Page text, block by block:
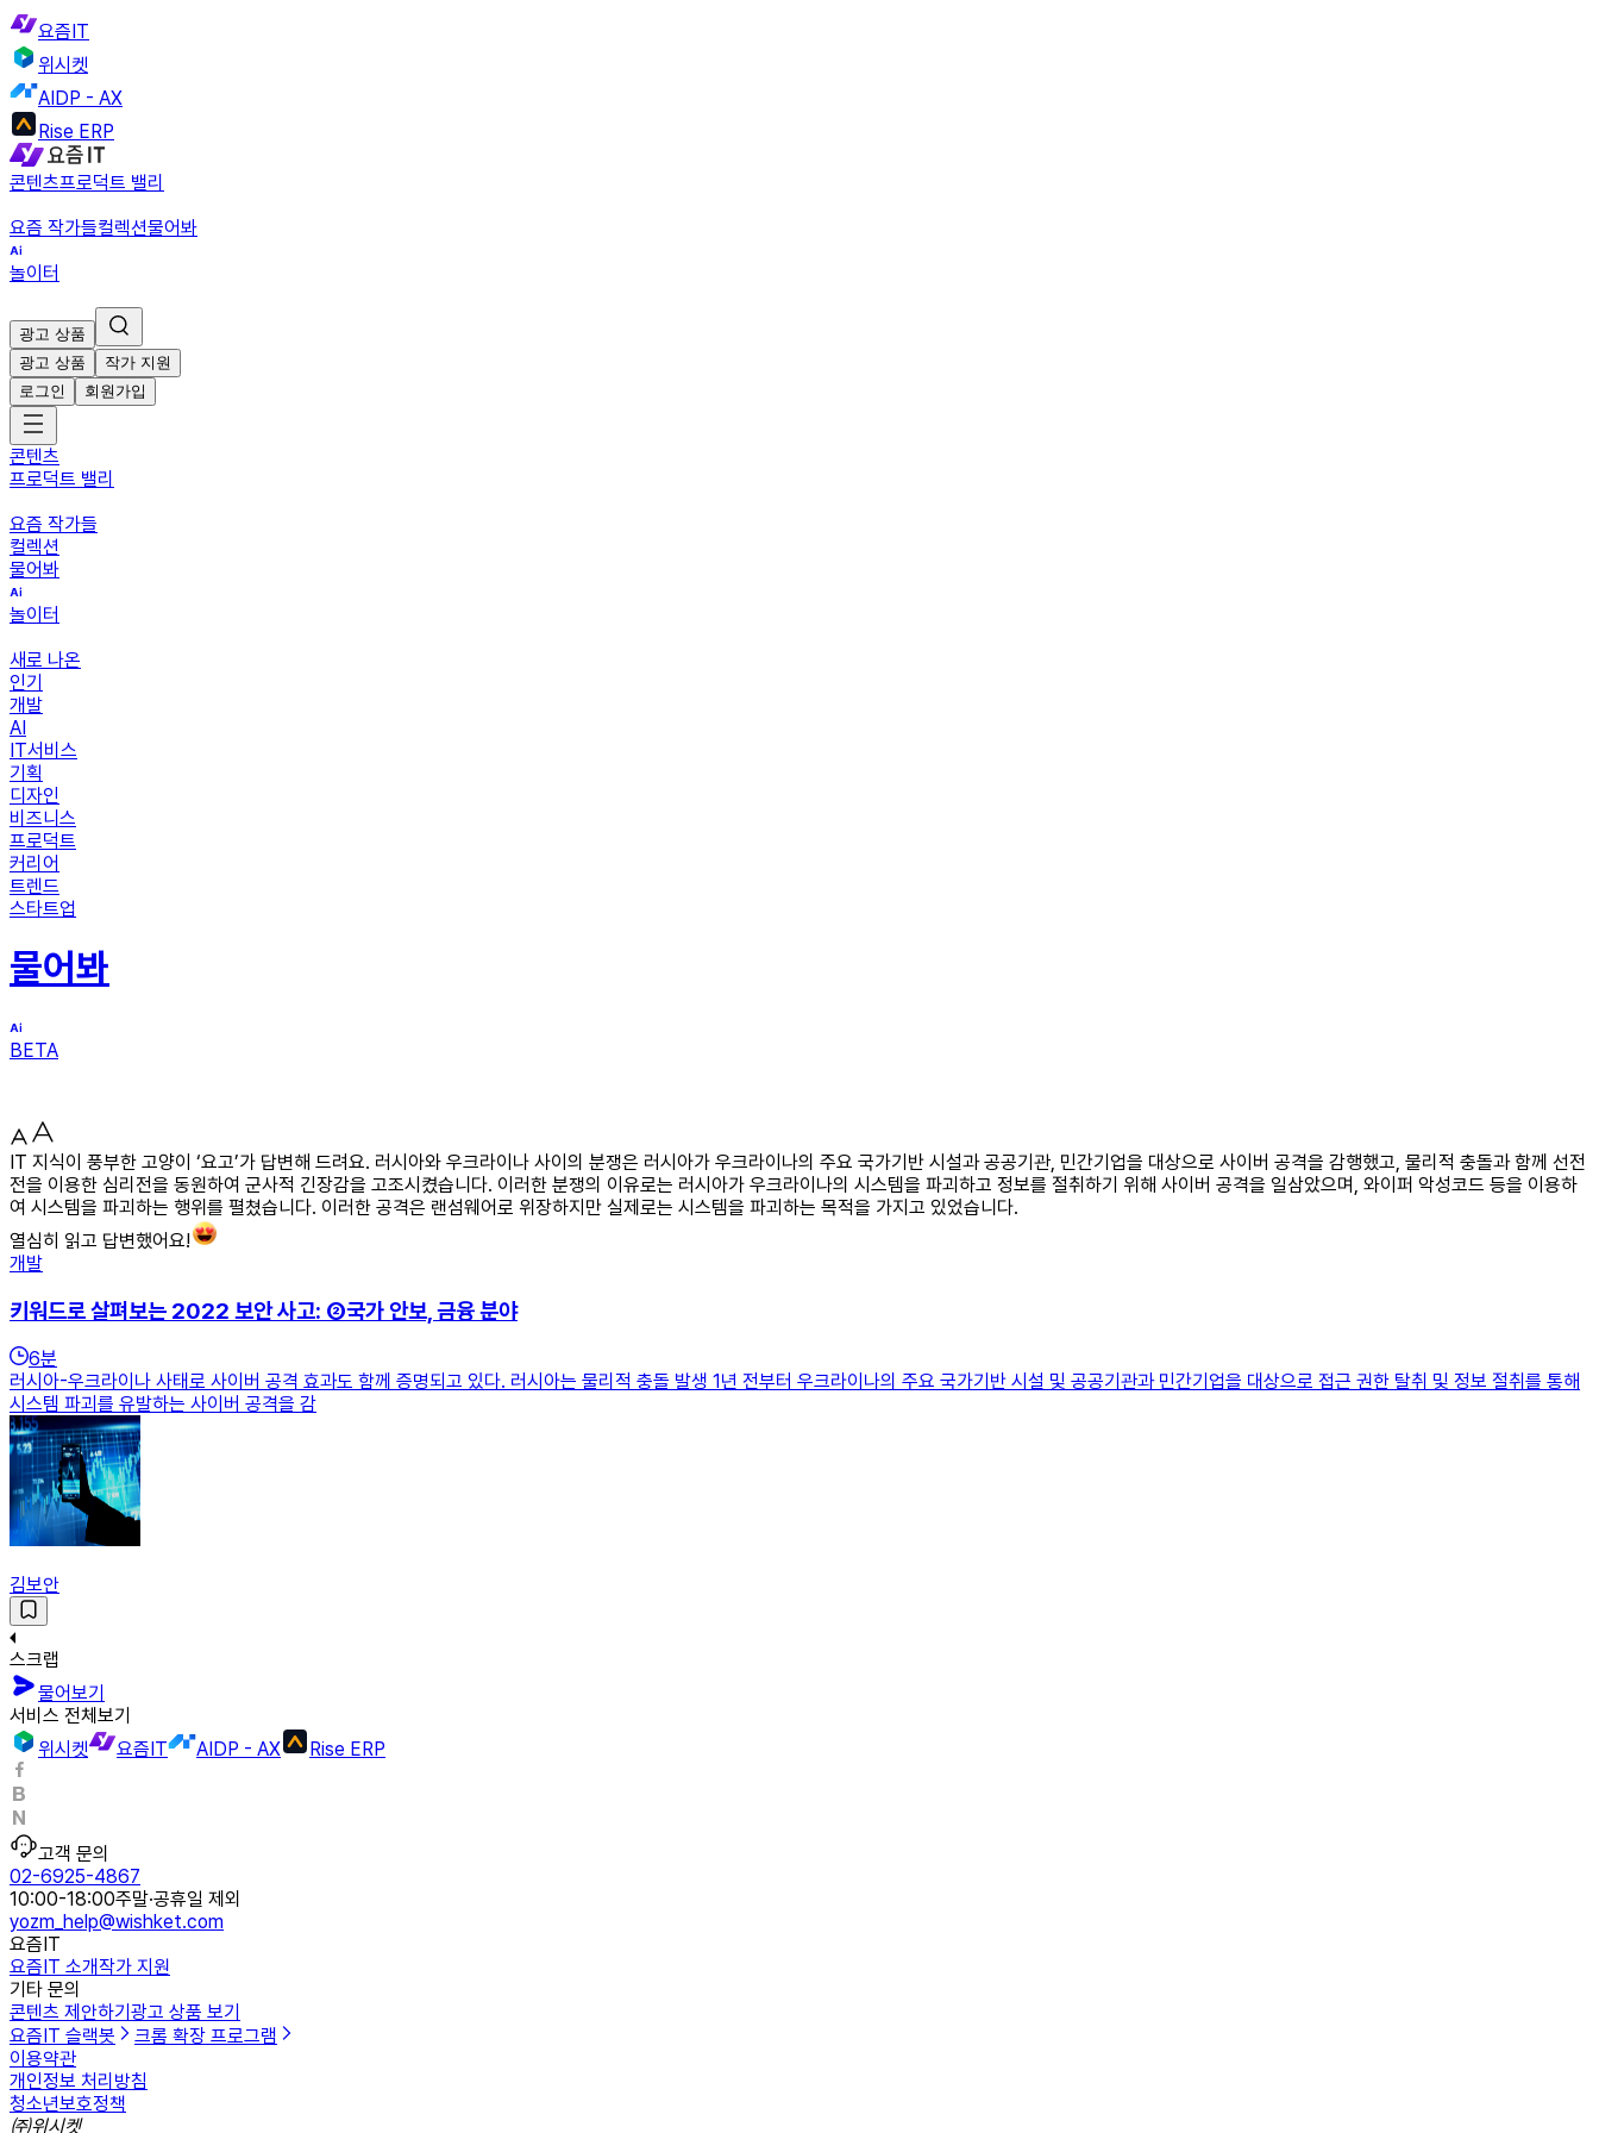
요즘IT
위시켓
AIDP - AX
Rise ERP
콘텐츠프로덕트 밸리
요즘 작가들컬렉션물어봐
놀이터
광고 상품
광고 상품
작가 지원
로그인
회원가입
콘텐츠
프로덕트 밸리
요즘 작가들
컬렉션
물어봐
놀이터
새로 나온
인기
개발
AI
IT서비스
기획
디자인
비즈니스
프로덕트
커리어
트렌드
스타트업
물어봐
BETA
IT 지식이 풍부한 고양이 ‘요고’가 답변해 드려요. 러시아와 우크라이나 사이의 분쟁은 러시아가 우크라이나의 주요 국가기반 시설과 공공기관, 민간기업을 대상으로 사이버 공격을 감행했고, 물리적 충돌과 함께 선전
전을 이용한 심리전을 동원하여 군사적 긴장감을 고조시켰습니다. 이러한 분쟁의 이유로는 러시아가 우크라이나의 시스템을 파괴하고 정보를 절취하기 위해 사이버 공격을 일삼았으며, 와이퍼 악성코드 등을 이용하
여 시스템을 파괴하는 행위를 펼쳤습니다. 이러한 공격은 랜섬웨어로 위장하지만 실제로는 시스템을 파괴하는 목적을 가지고 있었습니다.
열심히 읽고 답변했어요!
개발
키워드로 살펴보는 2022 보안 사고: ②국가 안보, 금융 분야
6분
러시아-우크라이나 사태로 사이버 공격 효과도 함께 증명되고 있다. 러시아는 물리적 충돌 발생 1년 전부터 우크라이나의 주요 국가기반 시설 및 공공기관과 민간기업을 대상으로 접근 권한 탈취 및 정보 절취를 통해
시스템 파괴를 유발하는 사이버 공격을 감
김보안
스크랩
물어보기
서비스 전체보기
위시켓
요즘IT AIDP - AX Rise ERP
고객 문의
02-6925-4867
10:00-18:00주말·공휴일 제외
yozm_help@wishket.com
요즘IT
요즘IT 소개작가 지원
기타 문의
콘텐츠 제안하기 광고 상품 보기
요즘IT 슬랙봇
크롬 확장 프로그램
이용약관
개인정보 처리방침
청소년보호정책
㈜위시켓